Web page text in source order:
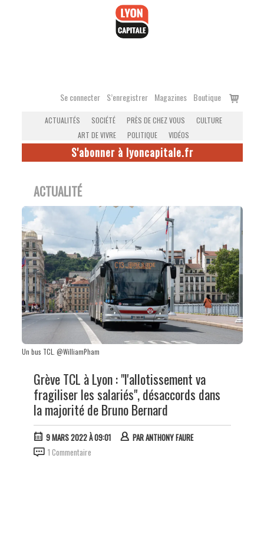
Se connecter S’enregistrer Magazines Boutique
Voir
ACTUALITÉS SOCIÉTÉ PRÈS DE CHEZ VOUS
CULTURE
ART DE VIVRE
POLITIQUE VIDÉOS
S'abonner à lyoncapitale.fr
ACTUALITÉ
Un bus TCL. @WilliamPham
Grève TCL à Lyon : "l'allotissement va
fragiliser les salariés", désaccords dans
la majorité de Bruno Bernard
9 MARS 2022 À 09:01 PARANTHONY FAURE
1 Commentaire